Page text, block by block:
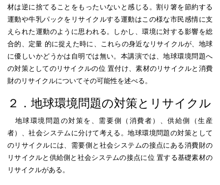
材は逆に捨てることをもったいないと感じる。割り箸を節約する
運動や牛乳パックをリサイクルする運動はこの様な市民感情に支
えられた運動のように思われる。しかし、環境に対する影響を総
合的、定量 的に捉えた時に、これらの身近なリサイクルが、地球
に優しいかどうかは自明では無い。本講演では、地球環境問題へ
の対策としてのリサイクルの位 置付け、素材のリサイクルと消費
財のリサイクルについてその可能性を述べる。
２．地球環境問題の対策とリサイクル
地球環境問題の対策を、需要側（消費者）、供給側（生産
者）、社会システムに分けて考える。地球環境問題の対策として
のリサイクルには、需要側と社会システムの接点にある消費財の
リサイクルと供給側と社会システムの接点に位 置する基礎素材の
リサイクルがある。